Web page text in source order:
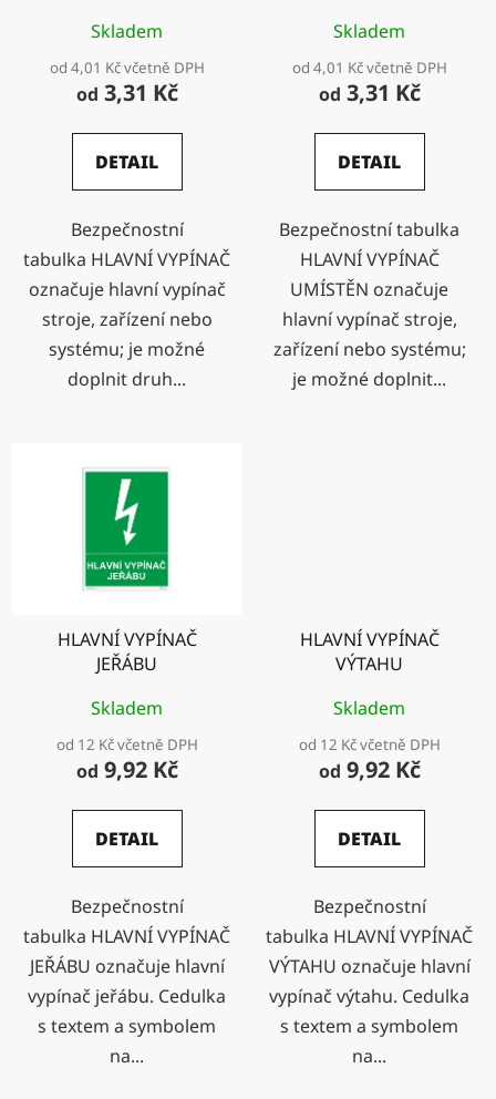
Skladem
od 4,01 Kč včetně DPH
od 3,31 Kč
DETAIL
Bezpečnostní
tabulka HLAVNÍ VYPÍNAČ
označuje hlavní vypínač
stroje, zařízení nebo
systému; je možné
doplnit druh...
Skladem
od 4,01 Kč včetně DPH
od 3,31 Kč
DETAIL
Bezpečnostní tabulka
HLAVNÍ VYPÍNAČ
UMÍSTĚN označuje
hlavní vypínač stroje,
zařízení nebo systému;
je možné doplnit...
HLAVNÍ VYPÍNAČ
JEŘÁBU
Skladem
od 12 Kč včetně DPH
od 9,92 Kč
DETAIL
Bezpečnostní
tabulka HLAVNÍ VYPÍNAČ
JEŘÁBU označuje hlavní
vypínač jeřábu. Cedulka
s textem a symbolem
na...
HLAVNÍ VYPÍNAČ
VÝTAHU
Skladem
od 12 Kč včetně DPH
od 9,92 Kč
DETAIL
Bezpečnostní
tabulka HLAVNÍ VYPÍNAČ
VÝTAHU označuje hlavní
vypínač výtahu. Cedulka
s textem a symbolem
na...